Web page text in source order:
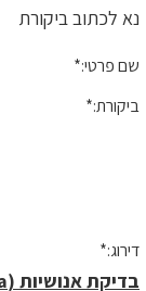
נא לכתוב ביקורת
שם פרטי:
ביקורת:
דירוג:
בדיקת אנושיות (Captcha)